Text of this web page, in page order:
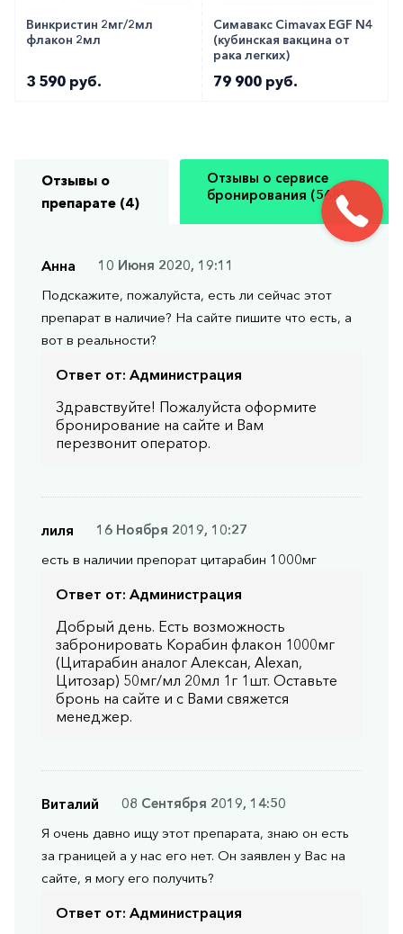
Винкристин 2мг/2мл
флакон 2мл
3 590 руб.
Симавакс Cimavax EGF N4
(кубинская вакцина от
рака легких)
79 900 руб.
Отзывы о
препарате (4)
Отзывы о сервисе
бронирования (568)
Анна
10 Июня 2020, 19:11
Подскажите, пожалуйста, есть ли сейчас этот
препарат в наличие? На сайте пишите что есть, а
вот в реальности?
Ответ от: Администрация
Здравствуйте! Пожалуйста оформите
бронирование на сайте и Вам
перезвонит оператор.
лиля
16 Ноября 2019, 10:27
есть в наличии препорат цитарабин 1000мг
Ответ от: Администрация
Добрый день. Есть возможность
забронировать Корабин флакон 1000мг
(Цитарабин аналог Алексан, Alexan,
Цитозар) 50мг/мл 20мл 1г 1шт. Оставьте
бронь на сайте и с Вами свяжется
менеджер.
Виталий
08 Сентября 2019, 14:50
Я очень давно ищу этот препарата, знаю он есть
за границей а у нас его нет. Он заявлен у Вас на
сайте, я могу его получить?
Ответ от: Администрация